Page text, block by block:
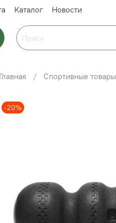
Каталог Новости
Главная Спортивные товары
-20%